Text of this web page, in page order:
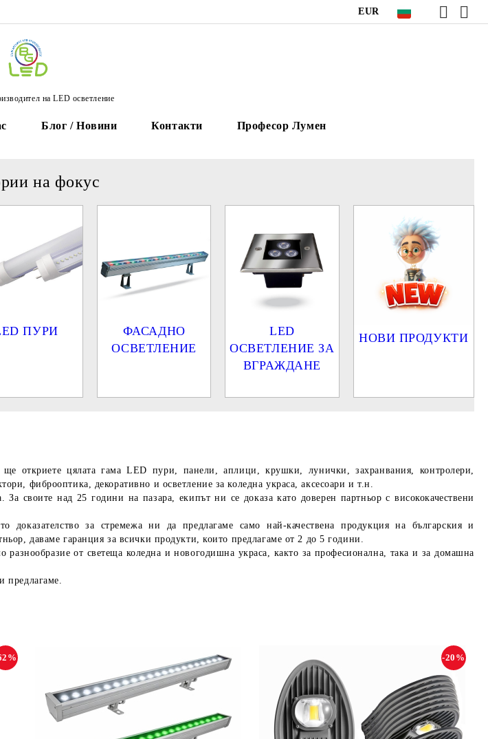
EUR
на LED осветление
Блог / Новини Контакти Професор Лумен
на фокус
ПУРИ
ФАСАДНО
ОСВЕТЛЕНИЕ
LED
ОСВЕТЛЕНИЕ ЗА
ВГРАЖДАНЕ
НОВИ ПРОДУКТИ
откриете цялата гама LED пури, панели, аплици, крушки, лунички, захранвания, контролери,
фиброоптика, декоративно и осветление за коледна украса, аксесоари и т.н.
своите над 25 години на пазара, екипът ни се доказа като доверен партньор с висококачествени
за стремежа ни да предлагаме само най-качествена продукция на българския и
даваме гаранция за всички продукти, които предлагаме от 2 до 5 години.
от светеща коледна и новогодишна украса, както за професионална, така и за домашна
предлагаме.
-20%